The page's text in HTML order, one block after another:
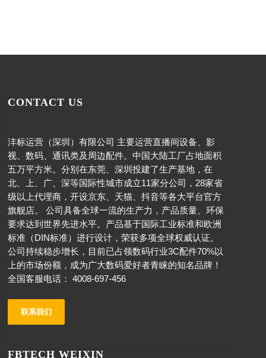
CONTACT US
沣标运营（深圳）有限公司 主要运营直播间设备、影
视、数码、通讯类及周边配件。中国大陆工厂占地面积
五万平方米。分别在东莞、深圳投建了生产基地，在
北、上、广、深等国际性城市成立11家分公司，28家省
级以上代理商，开设京东、天猫、抖音等各大平台官方
旗舰店。 公司具备全球一流的生产力，产品质量、环保
要求达到世界先进水平。产品基于国际工业标准和欧洲
标准（DIN标准）进行设计，荣获多项全球权威认证。
公司持续稳步增长，目前已占领数码行业3C配件70%以
上的市场份额，成为广大数码爱好者青睐的知名品牌！
全国客服电话： 4008-697-456
联系我们
FBTECH WEIXIN